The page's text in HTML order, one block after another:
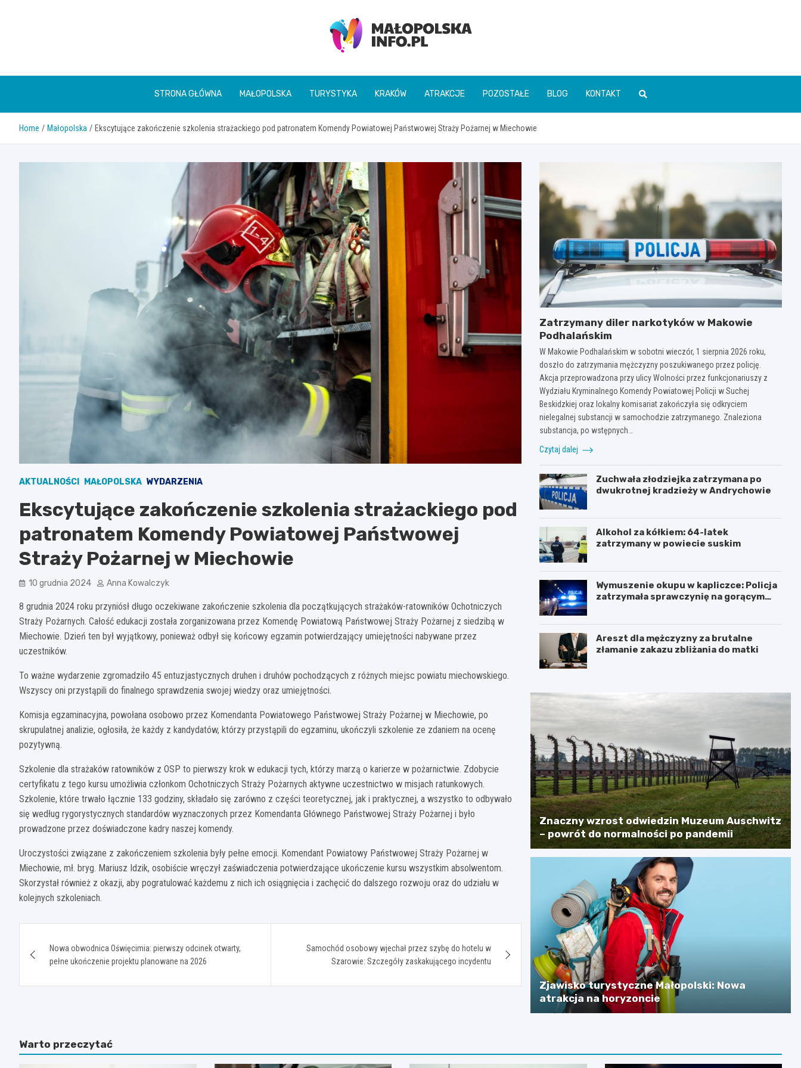
Małopolska Info
STRONA GŁÓWNA MAŁOPOLSKA TURYSTYKA KRAKÓW ATRAKCJE POZOSTAŁE BLOG KONTAKT
Home Małopolska Ekscytujące zakończenie szkolenia strażackiego pod patronatem Komendy Powiatowej Państwowej Straży Pożarnej w Miechowie
AKTUALNOŚCI MAŁOPOLSKA WYDARZENIA
Ekscytujące zakończenie szkolenia strażackiego pod
patronatem Komendy Powiatowej Państwowej
Straży Pożarnej w Miechowie
10 grudnia 2024 Anna Kowalczyk
8 grudnia 2024 roku przyniósł długo oczekiwane zakończenie szkolenia dla początkujących strażaków-ratowników Ochotniczych
Straży Pożarnych. Całość edukacji została zorganizowana przez Komendę Powiatową Państwowej Straży Pożarnej z siedzibą w
Miechowie. Dzień ten był wyjątkowy, ponieważ odbył się końcowy egzamin potwierdzający umiejętności nabywane przez
uczestników.
To ważne wydarzenie zgromadziło 45 entuzjastycznych druhen i druhów pochodzących z różnych miejsc powiatu miechowskiego.
Wszyscy oni przystąpili do finalnego sprawdzenia swojej wiedzy oraz umiejętności.
Komisja egzaminacyjna, powołana osobowo przez Komendanta Powiatowego Państwowej Straży Pożarnej w Miechowie, po
skrupulatnej analizie, ogłosiła, że każdy z kandydatów, którzy przystąpili do egzaminu, ukończyli szkolenie ze zdaniem na ocenę
pozytywną.
Szkolenie dla strażaków ratowników z OSP to pierwszy krok w edukacji tych, którzy marzą o karierze w pożarnictwie. Zdobycie
certyfikatu z tego kursu umożliwia członkom Ochotniczych Straży Pożarnych aktywne uczestnictwo w misjach ratunkowych.
Szkolenie, które trwało łącznie 133 godziny, składało się zarówno z części teoretycznej, jak i praktycznej, a wszystko to odbywało
się według rygorystycznych standardów wyznaczonych przez Komendanta Głównego Państwowej Straży Pożarnej i było
prowadzone przez doświadczone kadry naszej komendy.
Uroczystości związane z zakończeniem szkolenia były pełne emocji. Komendant Powiatowy Państwowej Straży Pożarnej w
Miechowie, mł. bryg. Mariusz Idzik, osobiście wręczył zaświadczenia potwierdzające ukończenie kursu wszystkim absolwentom.
Skorzystał również z okazji, aby pogratulować każdemu z nich ich osiągnięcia i zachęcić do dalszego rozwoju oraz do udziału w
kolejnych szkoleniach.
wpisuNowa obwodnica Oświęcimia: pierwszy odcinek otwarty,
pełne ukończenie projektu planowane na 2026
Samochód osobowy wjechał przez szybę do hotelu w
Szarowie: Szczegóły zaskakującego incydentu
Zatrzymany diler narkotyków w Makowie
Podhalańskim
W Makowie Podhalańskim w sobotni wieczór, 1 sierpnia 2026 roku,
doszło do zatrzymania mężczyzny poszukiwanego przez policję.
Akcja przeprowadzona przy ulicy Wolności przez funkcjonariuszy z
Wydziału Kryminalnego Komendy Powiatowej Policji w Suchej
Beskidzkiej oraz lokalny komisariat zakończyła się odkryciem
nielegalnej substancji w samochodzie zatrzymanego. Znaleziona
substancja, po wstępnych…
Czytaj dalej
Zuchwała złodziejka zatrzymana po
dwukrotnej kradzieży w Andrychowie
Alkohol za kółkiem: 64-latek
zatrzymany w powiecie suskim
Wymuszenie okupu w kapliczce: Policja
zatrzymała sprawczynię na gorącym
Areszt dla mężczyzny za brutalne
złamanie zakazu zbliżania do matki
Znaczny wzrost odwiedzin Muzeum Auschwitz
– powrót do normalności po pandemii
Zjawisko turystyczne Małopolski: Nowa
atrakcja na horyzoncie
Warto przeczytać